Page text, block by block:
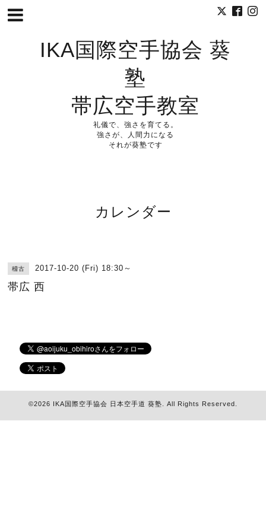
IKA国際空手協会 葵
塾
帯広空手教室
礼儀で、強さを育てる。
強さが、人間力になる
それが葵塾です
カレンダー
稽古 2017-10-20 (Fri) 18:30～
帯広 西
©2026 IKA国際空手協会 日本空手道 葵塾 . All Rights Reserved.